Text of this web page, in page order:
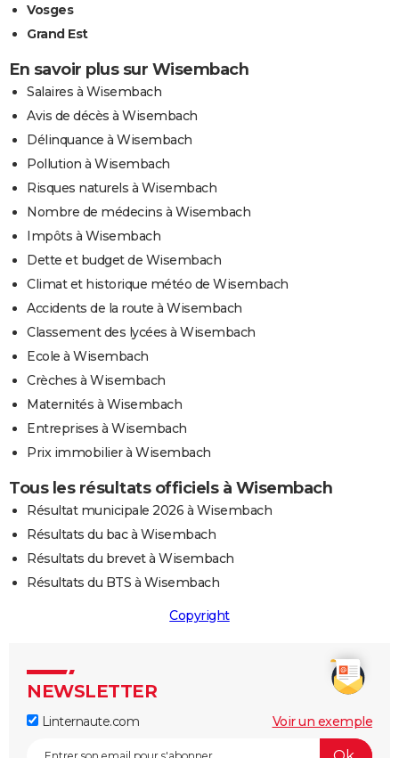
Vosges
Grand Est
En savoir plus sur Wisembach
Salaires à Wisembach
Avis de décès à Wisembach
Délinquance à Wisembach
Pollution à Wisembach
Risques naturels à Wisembach
Nombre de médecins à Wisembach
Impôts à Wisembach
Dette et budget de Wisembach
Climat et historique météo de Wisembach
Accidents de la route à Wisembach
Classement des lycées à Wisembach
Ecole à Wisembach
Crèches à Wisembach
Maternités à Wisembach
Entreprises à Wisembach
Prix immobilier à Wisembach
Tous les résultats officiels à Wisembach
Résultat municipale 2026 à Wisembach
Résultats du bac à Wisembach
Résultats du brevet à Wisembach
Résultats du BTS à Wisembach
Copyright
NEWSLETTER
Linternaute.com Voir un exemple